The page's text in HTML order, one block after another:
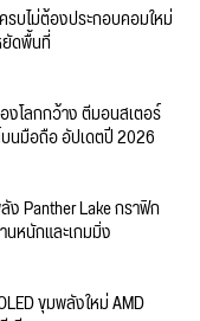
บไม่ต้องประกอบคอมใหม่
ยัดพื้นที่
งโลกกว้าง ตีมอนสเตอร์
นมือถือ อัปเดตปี 2026
ง Panther Lake กราฟิก
นหนักและเกมมิ่ง
ขุมพลังใหม่ AMD